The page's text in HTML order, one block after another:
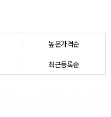
높은가격순
최근등록순